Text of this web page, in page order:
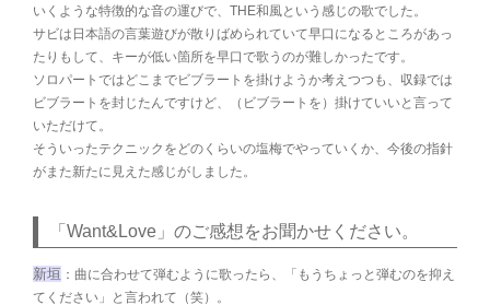
いくような特徴的な音の運びで、THE和風という感じの歌でした。
サビは日本語の言葉遊びが散りばめられていて早口になるところがあっ
たりもして、キーが低い箇所を早口で歌うのが難しかったです。
ソロパートではどこまでビブラートを掛けようか考えつつも、収録では
ビブラートを封じたんですけど、（ビブラートを）掛けていいと言って
いただけて。
そういったテクニックをどのくらいの塩梅でやっていくか、今後の指針
がまた新たに見えた感じがしました。
「Want&Love」のご感想をお聞かせください。
新垣 ：曲に合わせて弾むように歌ったら、「もうちょっと弾むのを抑え
てください」と言われて（笑）。